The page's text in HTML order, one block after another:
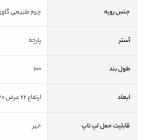
جنس رویه چرم طبیعی گاوی
آستر پارچه
طول بند 100
ابعاد ارتفاع 22 عرض 30 قطر 11 cm
قابلیت حمل لپ تاپ خیر